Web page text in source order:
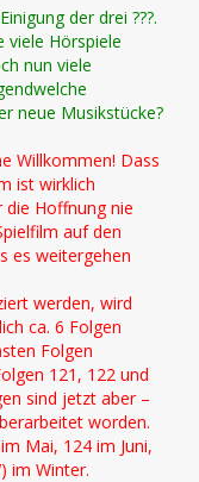
der drei ???.
viele Hörspiele
nun viele
neue Musikstücke?
Willkommen! Dass
ist wirklich
die Hoffnung nie
auf den
es weitergehen
werden, wird
ca. 6 Folgen
Folgen
121, 122 und
sind jetzt aber –
worden.
Mai, 124 im Juni,
im Winter.